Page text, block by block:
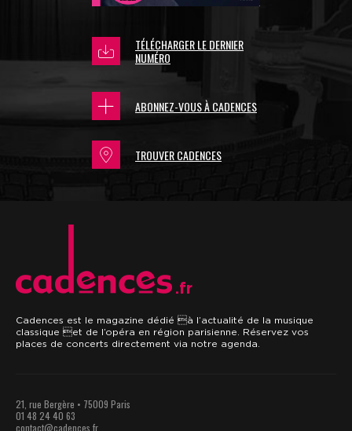
TÉLÉCHARGER LE DERNIER
NUMÉRO
ABONNEZ-VOUS À CADENCES
TROUVER CADENCES
.fr
Cadences est le magazine dédié à l’actualité de la musique
classique et de l’opéra en région parisienne. Réservez vos
places de concerts directement via notre agenda.
21, rue Bergère • 75009 Paris
01 48 24 40 63
contact@cadences.fr